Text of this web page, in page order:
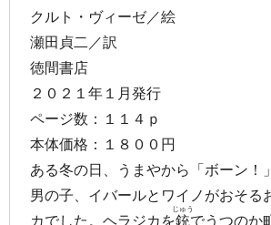
クルト・ヴィーゼ／絵
瀬田貞二／訳
徳間書店
２０２１年１月発行
ページ数：１１４ｐ
本体価格：１８００円
ある冬の日、うまやから「ボーン
男の子、イバールとワイノがおそ
カでした。ヘラジカを銃
じゅう
でうつのか